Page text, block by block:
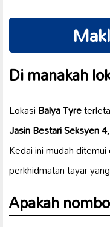
Di manakah
LokasiBalya Tyre
Jasin Bestari Seksyen
Kedai ini mudah
perkhidmatan tayar
Apakah